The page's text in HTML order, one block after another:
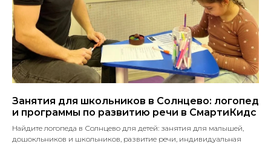
Занятия для школьников в Солнцево: логопед
и программы по развитию речи в СмартиКидс
Найдите логопеда в Солнцево для детей: занятия для малышей,
дошокльников и школьников, развитие речи, индивидуальная